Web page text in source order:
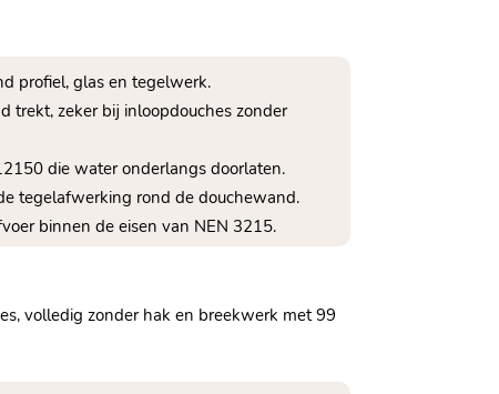
profiel, glas en tegelwerk.
trekt, zeker bij inloopdouches zonder
die water onderlangs doorlaten.
tegelafwerking rond de douchewand.
binnen de eisen van NEN 3215.
volledig zonder hak en breekwerk met 99